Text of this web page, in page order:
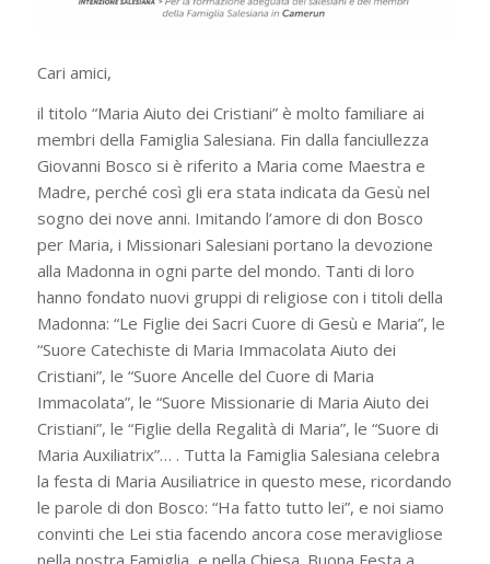
Cari amici,
il titolo “Maria Aiuto dei Cristiani” è molto familiare ai
membri della Famiglia Salesiana. Fin dalla fanciullezza
Giovanni Bosco si è riferito a Maria come Maestra e
Madre, perché così gli era stata indicata da Gesù nel
sogno dei nove anni. Imitando l’amore di don Bosco
per Maria, i Missionari Salesiani portano la devozione
alla Madonna in ogni parte del mondo. Tanti di loro
hanno fondato nuovi gruppi di religiose con i titoli della
Madonna: “Le Figlie dei Sacri Cuore di Gesù e Maria”, le
“Suore Catechiste di Maria Immacolata Aiuto dei
Cristiani”, le “Suore Ancelle del Cuore di Maria
Immacolata”, le “Suore Missionarie di Maria Aiuto dei
Cristiani”, le “Figlie della Regalità di Maria”, le “Suore di
Maria Auxiliatrix”… . Tutta la Famiglia Salesiana celebra
la festa di Maria Ausiliatrice in questo mese, ricordando
le parole di don Bosco: “Ha fatto tutto lei”, e noi siamo
convinti che Lei stia facendo ancora cose meravigliose
nella nostra Famiglia, e nella Chiesa. Buona Festa a